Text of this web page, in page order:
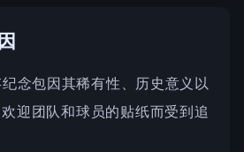
念包因其稀有性、历史意义以
迎团队和球员的贴纸而受到追